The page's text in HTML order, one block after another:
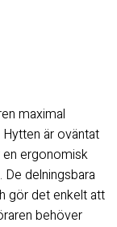
maximal
är oväntat
ergonomisk
delningsbara
gör det enkelt att
behöver